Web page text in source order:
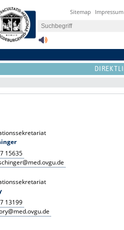
Sitemap Impressum
15635
13199